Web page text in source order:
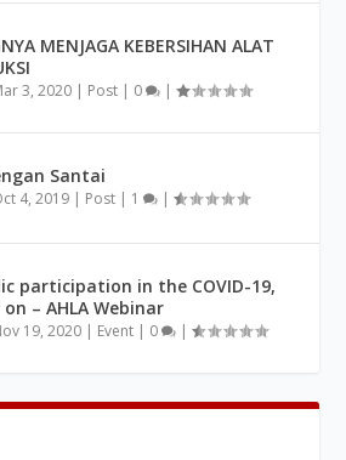
MENJAGA KEBERSIHAN ALAT
3, 2020 | Post | 0 |
Santai
4, 2019 | Post | 1 |
participation in the COVID-19,
– AHLA Webinar
19, 2020 | Event | 0 |